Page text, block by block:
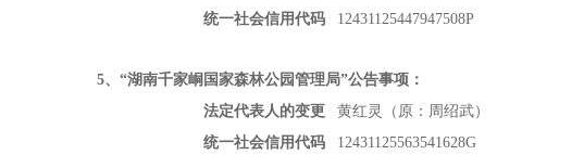
统一社会信用代码
12431125447947508P
5、“湖南千家峒国家森林公园管理局”公告事项：
法定代表人的变更
黄红灵（原：周绍武）
统一社会信用代码
12431125563541628G